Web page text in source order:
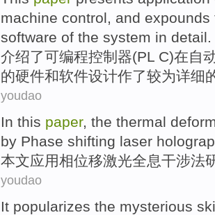
machine control, and expounds
software of the system in detail.
介绍了可编程控制器(PL C)在自
的硬件和软件设计作了较为详细
youdao
In this paper, the thermal
by Phase shifting laser
本文应用相位移激光全息干涉法
youdao
It popularizes the mysterious